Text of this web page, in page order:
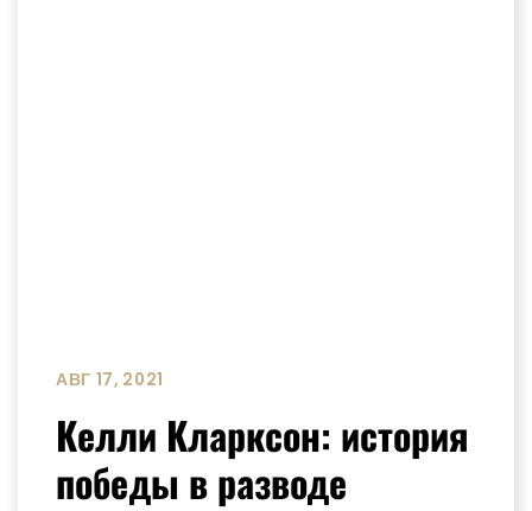
АВГ 17, 2021
Келли Кларксон: история
победы в разводе